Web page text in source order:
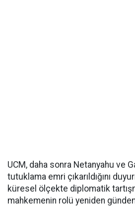
UCM, daha sonra Netanyahu ve
tutuklama emri çıkarıldığını
küresel ölçekte diplomatik
mahkemenin rolü yeniden